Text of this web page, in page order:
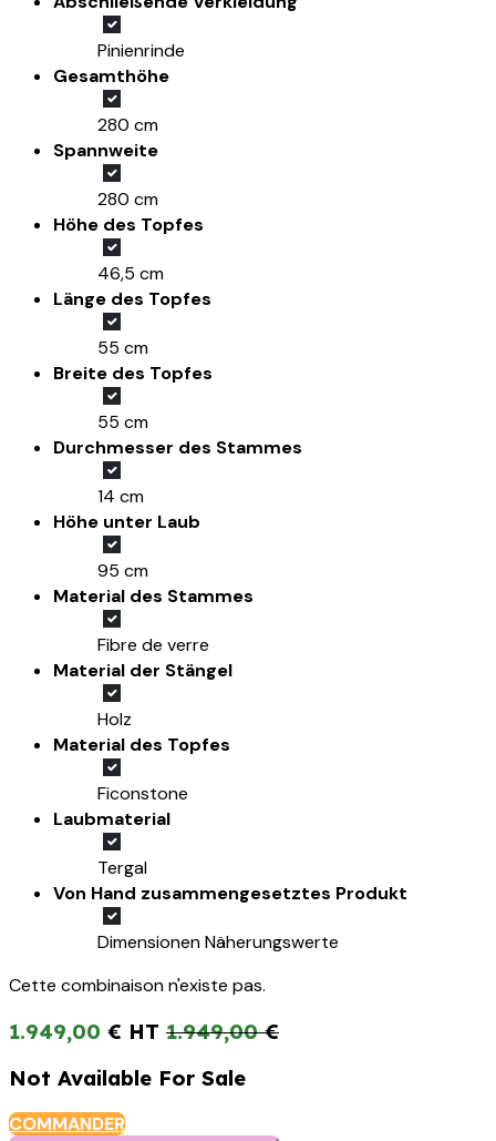
Pinienrinde
Gesamthöhe
280 cm
Spannweite
280 cm
Höhe des Topfes
46,5 cm
Länge des Topfes
55 cm
Breite des Topfes
55 cm
Durchmesser des Stammes
14 cm
Höhe unter Laub
95 cm
Material des Stammes
Fibre de verre
Material der Stängel
Holz
Material des Topfes
Ficonstone
Laubmaterial
Tergal
Von Hand zusammengesetztes Produkt
Dimensionen Näherungswerte
Cette combinaison n'existe pas.
1.949,00 € 1.949,00€
Not Available For Sale
COMMANDER